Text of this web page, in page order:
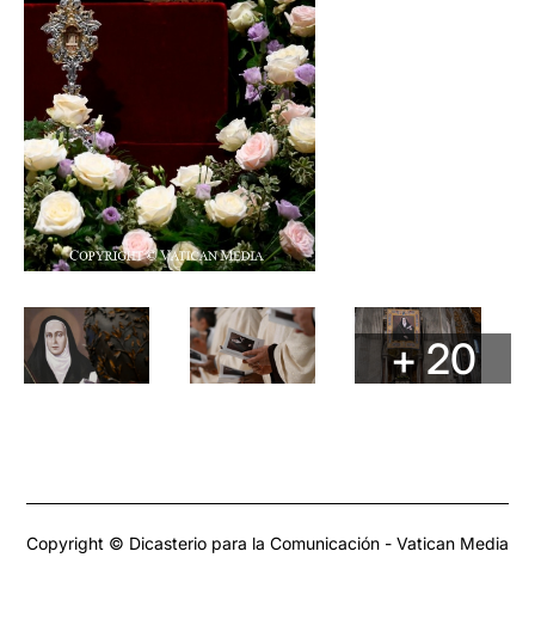
+ 20
Copyright © Dicasterio para la Comunicación - Vatican Media